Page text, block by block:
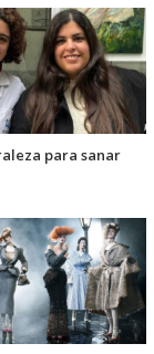
para sanar